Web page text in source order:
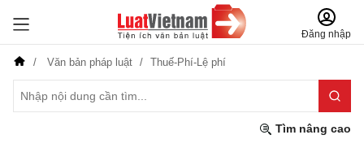
Đăng nhập
Văn bản pháp luật Thuế-Phí-Lệ phí
Tìm nâng cao